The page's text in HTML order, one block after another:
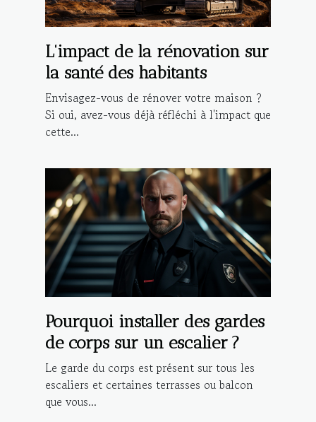
L'impact de la rénovation sur
la santé des habitants
Envisagez-vous de rénover votre maison ?
Si oui, avez-vous déjà réfléchi à l'impact que
cette...
Pourquoi installer des gardes
de corps sur un escalier ?
Le garde du corps est présent sur tous les
escaliers et certaines terrasses ou balcon
que vous...